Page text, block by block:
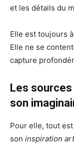
et les détails du
Elle est toujours
Elle ne se
capture
Les sources
son
Pour elle, tout
son inspiration